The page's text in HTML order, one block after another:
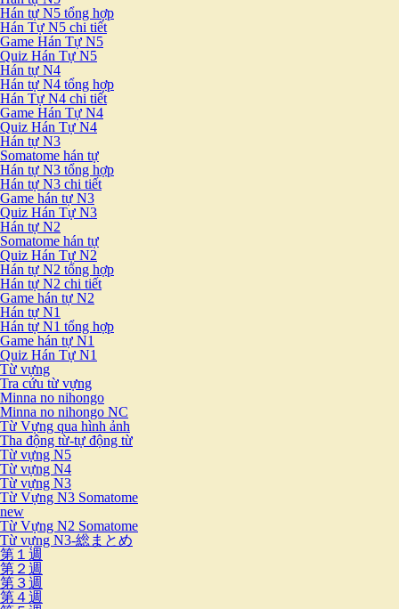
Hán tự N5 tổng hợp
Hán Tự N5 chi tiết
Game Hán Tự N5
Quiz Hán Tự N5
Hán tự N4
Hán tự N4 tổng hợp
Hán Tự N4 chi tiết
Game Hán Tự N4
Quiz Hán Tự N4
Hán tự N3
Somatome hán tự
Hán tự N3 tổng hợp
Hán tự N3 chi tiết
Game hán tự N3
Quiz Hán Tự N3
Hán tự N2
Somatome hán tự
Quiz Hán Tự N2
Hán tự N2 tổng hợp
Hán tự N2 chi tiết
Game hán tự N2
Hán tự N1
Hán tự N1 tổng hợp
Game hán tự N1
Quiz Hán Tự N1
Từ vựng
Tra cứu từ vựng
Minna no nihongo
Minna no nihongo NC
Từ Vựng qua hình ảnh
Tha động từ-tự động từ
Từ vựng N5
Từ vựng N4
Từ vựng N3
Từ Vựng N3 Somatome
new
Từ Vựng N2 Somatome
Từ vựng N3-総まとめ
第１週
第２週
第３週
第４週